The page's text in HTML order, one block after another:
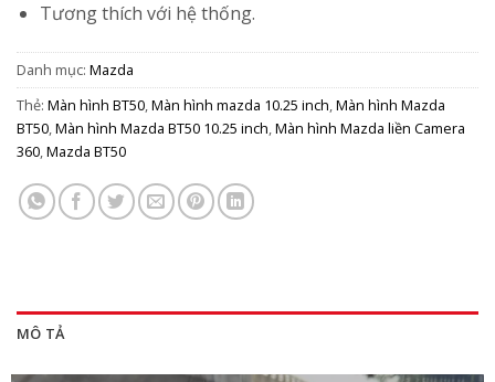
Tương thích với hệ thống.
Danh mục: Mazda
Thẻ: Màn hình BT50,Màn hình mazda 10.25 inch,Màn hình Mazda
BT50,Màn hình Mazda BT50 10.25 inch,Màn hình Mazda liền Camera
360,Mazda BT50
MÔ TẢ